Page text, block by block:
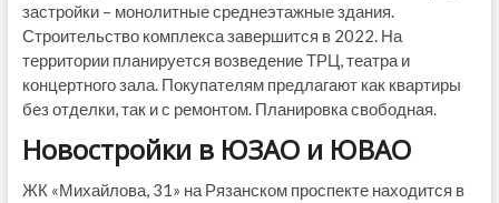
застройки – монолитные среднеэтажные здания.
Строительство комплекса завершится в 2022. На
территории планируется возведение ТРЦ, театра и
концертного зала. Покупателям предлагают как квартиры
без отделки, так и с ремонтом. Планировка свободная.
Новостройки в ЮЗАО и ЮВАО
ЖК «Михайлова, 31» на Рязанском проспекте находится в